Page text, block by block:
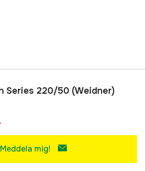
Series 220/50 (Weidner)
Meddela mig!